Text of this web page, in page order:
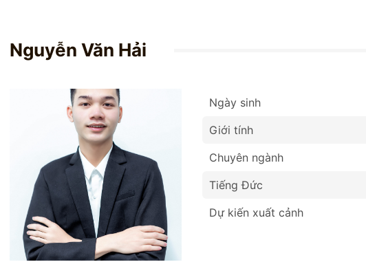
Nguyễn Văn Hải
Ngày sinh
Giới tính
Chuyên ngành
Tiếng Đức
Dự kiến xuất cảnh